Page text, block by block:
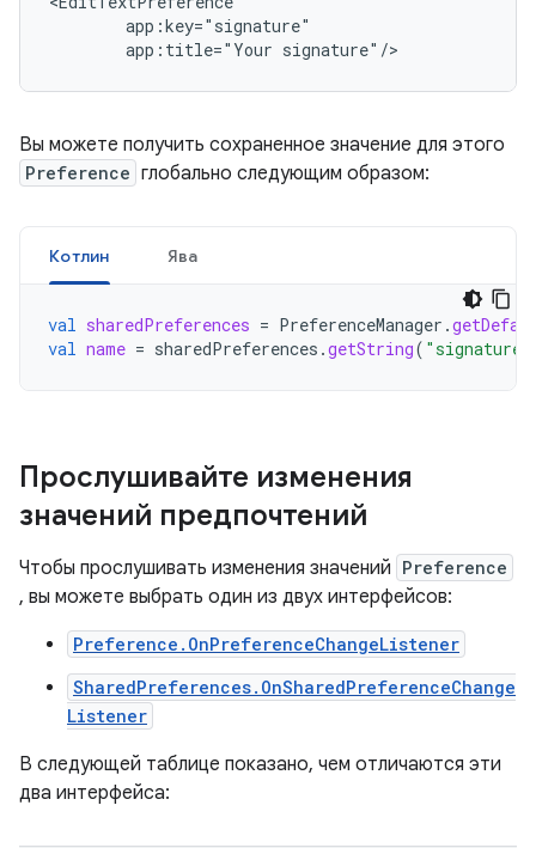
app:title="Your signature"/>
Вы можете получить сохраненное значение для этого
Preference глобально следующим образом:
Котлин Ява
val sharedPreferences = PreferenceManager .
val name = sharedPreferences .getString( "signature"
Прослушивайте изменения
значений предпочтений
Чтобы прослушивать изменения значений Preference
, вы можете выбрать один из двух интерфейсов:
Preference.OnPreferenceChangeListener
SharedPreferences.OnSharedPreferenceChange
Listener
В следующей таблице показано, чем отличаются эти
два интерфейса: